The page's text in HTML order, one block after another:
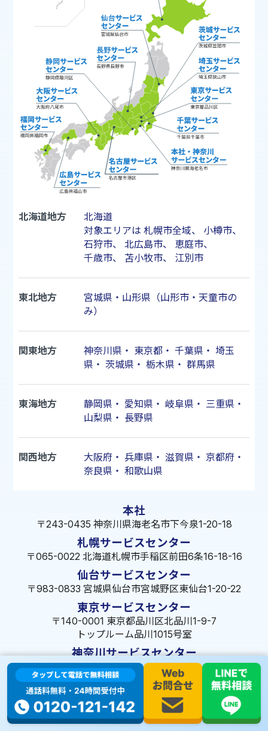
北海道地方
北海道
対象エリアは 札幌市全域、 小樽市、
石狩市、 北広島市、 恵庭市、
千歳市、 苫小牧市、 江別市
東北地方
宮城県・山形県（山形市・天童市の
み）
関東地方 神奈川県 ・ 東京都・ 千葉県 ・ 埼玉
県 ・ 茨城県 ・ 栃木県 ・ 群馬県
東海地方 静岡県 ・ 愛知県 ・ 岐阜県 ・ 三重県 ・
山梨県 ・ 長野県
関西地方 大阪府 ・ 兵庫県 ・ 滋賀県 ・ 京都府 ・
奈良県 ・ 和歌山県
本社
〒243-0435 神奈川県海老名市下今泉1-20-18
札幌サービスセンター
〒065-0022 北海道札幌市手稲区前田6条16-18-16
仙台サービスセンター
〒983-0833 宮城県仙台市宮城野区東仙台1-20-22
東京サービスセンター
〒140-0001 東京都品川区北品川1-9-7
トップルーム品川1015号室
神奈川サービスセンター
〒243-0435
神奈川県海老名市下今泉1-20-18
埼玉サービスセンター
〒350-1334 埼玉県狭山市狭山49-39